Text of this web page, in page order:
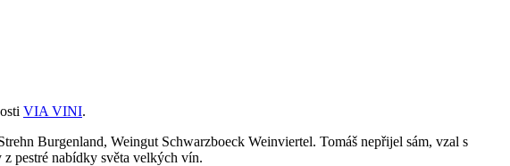
VIA VINI.
Burgenland, Weingut Schwarzboeck Weinviertel. Tomáš nepřijel sám, vzal s
pestré nabídky světa velkých vín.